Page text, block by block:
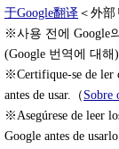
于Google翻译 ＜外部
※사용 전에 Google
(Google 번역에 대해
※Certifique-se de ler
antes de usar.（ Sobre
※Asegúrese de leer
Google antes de